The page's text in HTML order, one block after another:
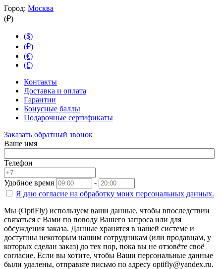
Город: Москва
(₽)
($)
(₽)
(€)
(£)
Контакты
Доставка и оплата
Гарантии
Бонусные баллы
Подарочные сертификаты
Заказать обратный звонок
Ваше имя
Телефон
Удобное время
-
Я даю согласие на обработку моих персональных данных.
Мы (OptiFly) используем ваши данные, чтобы впоследствии
связаться с Вами по поводу Вашего запроса или для
обсуждения заказа. Данные хранятся в нашей системе и
доступны некоторым нашим сотрудникам (или продавцам, у
которых сделан заказ) до тех пор, пока вы не отзовёте своё
согласие. Если вы хотите, чтобы Ваши персональные данные
были удалены, отправьте письмо по адресу optifly@yandex.ru.